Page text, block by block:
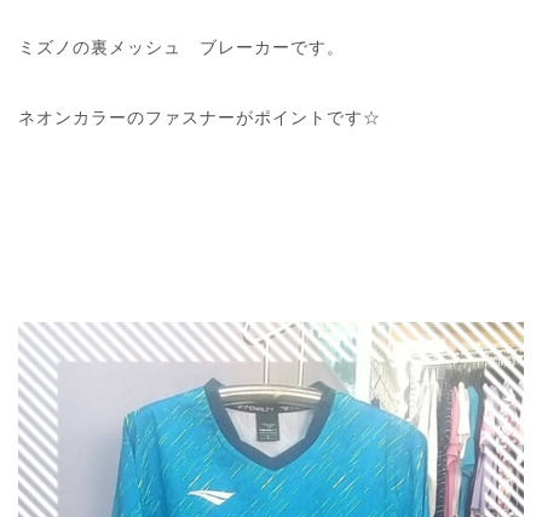
ミズノの裏メッシュ ブレーカーです。
ネオンカラーのファスナーがポイントです☆